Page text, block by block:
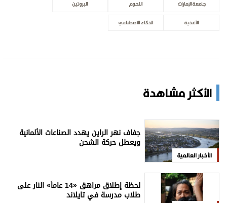
جامعة الإمارات اللحوم البروتين
الأغذية الذكاء الاصطناعي
الأكثر مشاهدة
الأخبار العالمية
جفاف نهر الراين يهدد الصناعات الألمانية
ويعطل حركة الشحن
لحظة إطلاق مراهق «14 عاماً» النار على
طلاب مدرسة في تايلاند